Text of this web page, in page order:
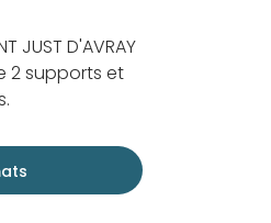
D'AVRAY
2 supports et